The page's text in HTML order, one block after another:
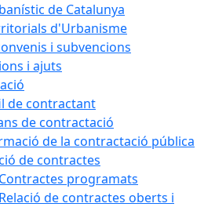
de Catalunya
d'Urbanisme
i subvencions
i ajuts
de contractant
de contractació
de la contractació pública
de contractes
Contractes programats
Relació de contractes oberts i